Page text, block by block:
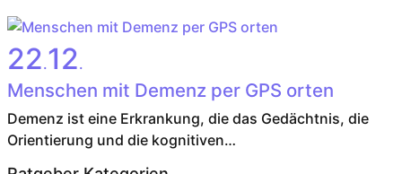
22.12.
Menschen mit Demenz per GPS orten
Demenz ist eine Erkrankung, die das Gedächtnis, die
Orientierung und die kognitiven…